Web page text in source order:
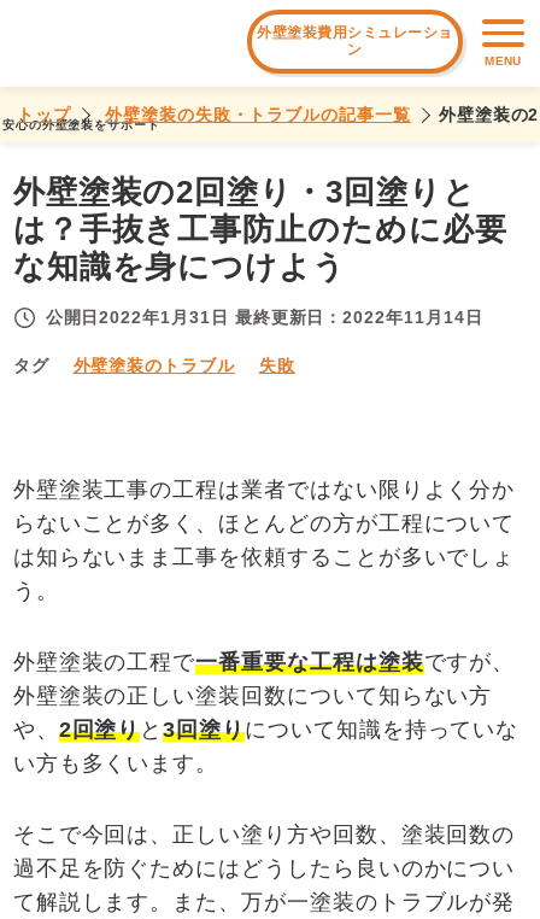
安心の外壁塗装をサポート
外壁塗装費用シミュレーショ
ン
MENU
トップ 外壁塗装の失敗・トラブルの記事一覧 外壁塗装の
外壁塗装の2回塗り・3回塗りと
は？手抜き工事防止のために必要
な知識を身につけよう
公開日2022年1月31日 最終更新日：2022年11月14日
タグ 外壁塗装のトラブル 失敗
外壁塗装工事の工程は業者ではない限りよく分か
らないことが多く、ほとんどの方が工程について
は知らないまま工事を依頼することが多いでしょ
う。
外壁塗装の工程で一番重要な工程は塗装ですが、
外壁塗装の正しい塗装回数について知らない方
や、 2回塗りと3回塗りについて知識を持っていな
い方も多くいます。
そこで今回は、正しい塗り方や回数、塗装回数の
過不足を防ぐためにはどうしたら良いのかについ
て解説します。また、万が一塗装のトラブルが発